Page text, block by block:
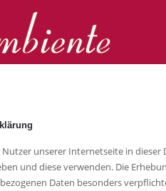
Nutzer unserer Internetseite in
und diese verwenden. Die
Daten besonders